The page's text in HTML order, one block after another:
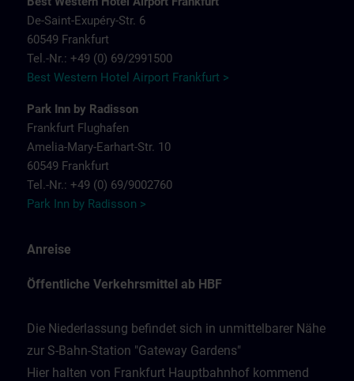
De-Saint-Exupéry-Str. 6
60549 Frankfurt
Tel.-Nr.: +49 (0) 69/2991500
Best Western Hotel Airport Frankfurt >
Park Inn by Radisson
Frankfurt Flughafen
Amelia-Mary-Earhart-Str. 10
60549 Frankfurt
Tel.-Nr.: +49 (0) 69/9002760
Park Inn by Radisson >
Anreise
Öffentliche Verkehrsmittel ab HBF
Die Niederlassung befindet sich in unmittelbarer Nähe
zur S-Bahn-Station "Gateway Gardens"
Hier halten von Frankfurt Hauptbahnhof kommend